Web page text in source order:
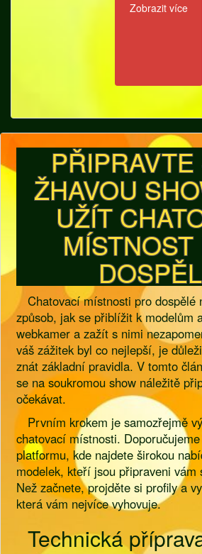
Zobrazit více
ŽHAVOU
UŽÍT
MÍSTNOST
Chatovací místnosti pro dospělé
způsob, jak se přiblížit k modelům
webkamer a zažít s nimi
váš zážitek byl co nejlepší, je
znát základní pravidla. V tomto
se na soukromou show náležitě
očekávat.
Prvním krokem je samozřejmě
chatovací místnosti.
platformu, kde najdete širokou
modelek, kteří jsou připraveni vám
Než začnete, projděte si profily a
která vám nejvíce vyhovuje.
Technická